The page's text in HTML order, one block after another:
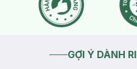
GỢI Ý DÀNH